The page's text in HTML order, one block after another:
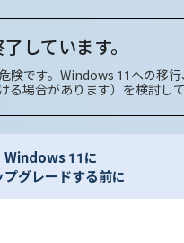
しています。
です。Windows 11への移行、
る場合があります）を検討し
Windows 11に
プグレードする前に